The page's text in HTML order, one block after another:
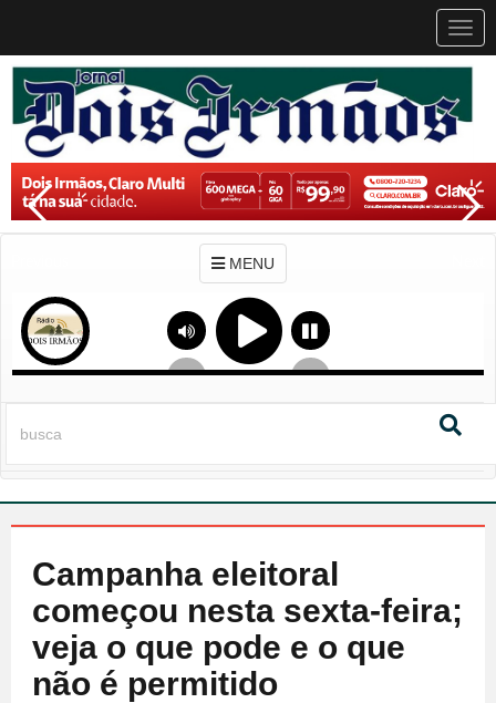
MENU
Campanha eleitoral
começou nesta sexta-feira;
veja o que pode e o que
não é permitido